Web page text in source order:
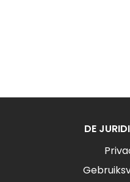
DE